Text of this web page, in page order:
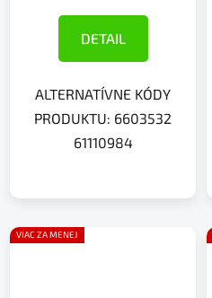
DETAIL
ALTERNATÍVNE KÓDY
PRODUKTU: 6603532
61110984
VIAC ZA MENEJ